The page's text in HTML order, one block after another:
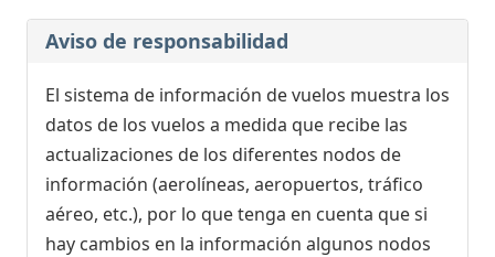
Aviso de responsabilidad
El sistema de información de vuelos muestra los
datos de los vuelos a medida que recibe las
actualizaciones de los diferentes nodos de
información (aerolíneas, aeropuertos, tráfico
aéreo, etc.), por lo que tenga en cuenta que si
hay cambios en la información algunos nodos